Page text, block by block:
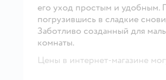
его уход простым и удобным.
погрузившись в сладкие
Заботливо созданный для
комнаты.
Цены в интернет-магазине